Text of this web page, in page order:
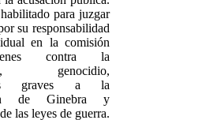
para juzgar
su responsabilidad
en la comisión
contra la
genocidio,
graves a la
de Ginebra y
las leyes de guerra.